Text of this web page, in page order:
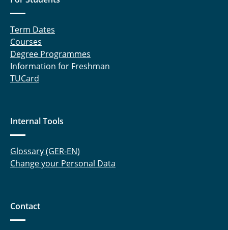
Term Dates
Courses
Degree Programmes
Information for Freshman
TUCard
Internal Tools
Glossary (GER-EN)
Change your Personal Data
Contact